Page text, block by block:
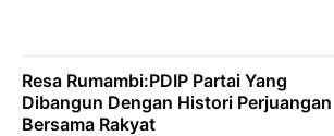
Resa Rumambi:PDIP Partai Yang
Dibangun Dengan Histori Perjuangan
Bersama Rakyat